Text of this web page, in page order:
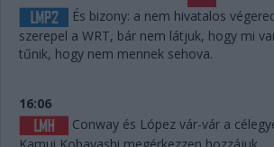
És bizony: a nem hivatalos
szerepel a WRT, bár nem látjuk, hogy mi
tűnik, hogy nem mennek sehova.
16:06
Conway és López vár-vár a